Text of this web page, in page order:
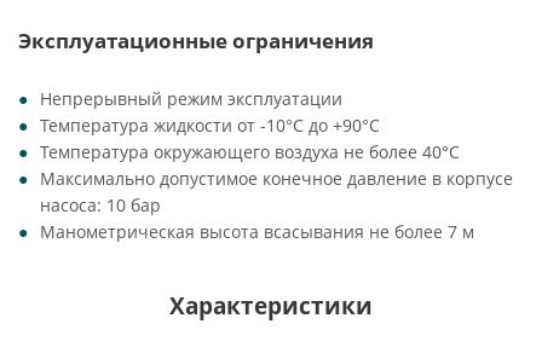
Эксплуатационные ограничения
Непрерывный режим эксплуатации
Температура жидкости от -10°C до +90°C
Температура окружающего воздуха не более 40°C
Максимально допустимое конечное давление в корпусе
насоса: 10 бар
Манометрическая высота всасывания не более 7 м
Характеристики